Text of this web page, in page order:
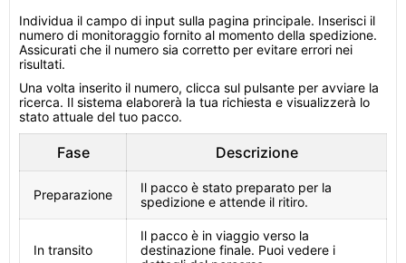
Individua il campo di input sulla pagina principale. Inserisci il
numero di monitoraggio fornito al momento della spedizione.
Assicurati che il numero sia corretto per evitare errori nei
risultati.
Una volta inserito il numero, clicca sul pulsante per avviare la
ricerca. Il sistema elaborerà la tua richiesta e visualizzerà lo
stato attuale del tuo pacco.
Fase Descrizione
Preparazione
Il pacco è stato preparato per la
spedizione e attende il ritiro.
In transito
Il pacco è in viaggio verso la
destinazione finale. Puoi vedere i